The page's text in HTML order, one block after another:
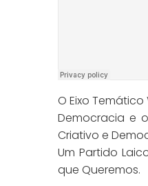
O Eixo
Democracia e
Criativo e
Um Partido
que Queremos.